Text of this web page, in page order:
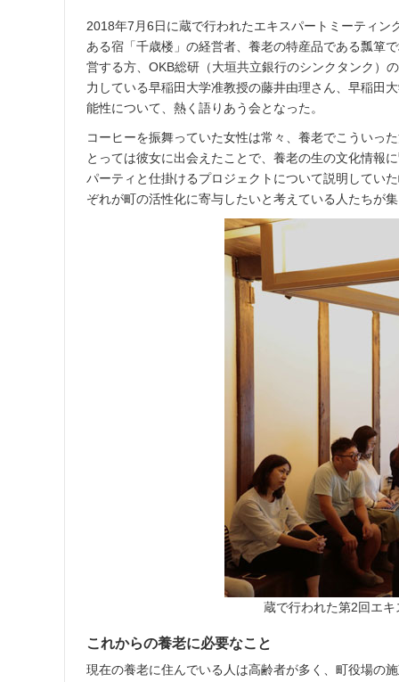
2018年7月6日に蔵で行われたエキスパートミーティ
ある宿「千歳楼」の経営者、養老の特産品である瓢箪
営する方、OKB総研（大垣共立銀行のシンクタンク）
力している早稲田大学准教授の藤井由理さん、早稲田
能性について、熱く語りあう会となった。
コーヒーを振舞っていた女性は常々、養老でこういっ
とっては彼女に出会えたことで、養老の生の文化情報
パーティと仕掛けるプロジェクトについて説明してい
ぞれが町の活性化に寄与したいと考えている人たちが
蔵で行われた第2回エ
これからの養老に必要なこと
現在の養老に住んでいる人は高齢者が多く、町役場の